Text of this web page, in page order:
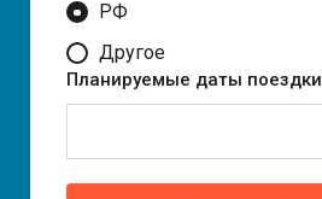
РФ
Другое
Планируемые даты поездки